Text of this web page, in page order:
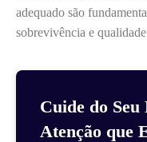
adequado são
sobrevivência e
Cuide do Seu
Atenção que